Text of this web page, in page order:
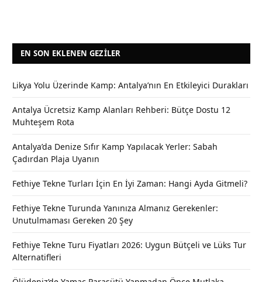
EN SON EKLENEN GEZILER
Likya Yolu Üzerinde Kamp: Antalya’nın En Etkileyici Durakları
Antalya Ücretsiz Kamp Alanları Rehberi: Bütçe Dostu 12
Muhteşem Rota
Antalya’da Denize Sıfır Kamp Yapılacak Yerler: Sabah
Çadırdan Plaja Uyanın
Fethiye Tekne Turları İçin En İyi Zaman: Hangi Ayda Gitmeli?
Fethiye Tekne Turunda Yanınıza Almanız Gerekenler:
Unutulmaması Gereken 20 Şey
Fethiye Tekne Turu Fiyatları 2026: Uygun Bütçeli ve Lüks Tur
Alternatifleri